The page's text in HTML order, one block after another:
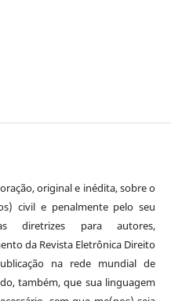
original e inédita, sobre o
civil e penalmente pelo seu
diretrizes para autores,
da Revista Eletrônica Direito
na rede mundial de
também, que sua linguagem